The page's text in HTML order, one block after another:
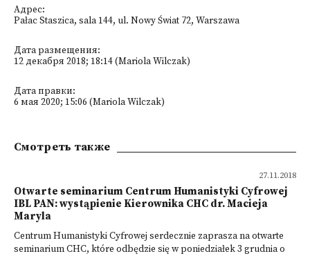
Адрес:
Pałac Staszica, sala 144, ul. Nowy Świat 72, Warszawa
Дата размещения:
12 декабря 2018; 18:14 (Mariola Wilczak)
Дата правки:
6 мая 2020; 15:06 (Mariola Wilczak)
Смотреть также
27.11.2018
Otwarte seminarium Centrum Humanistyki Cyfrowej
IBL PAN: wystąpienie Kierownika CHC dr. Macieja
Maryla
Centrum Humanistyki Cyfrowej serdecznie zaprasza na otwarte
seminarium CHC, które odbędzie się w poniedziałek 3 grudnia o